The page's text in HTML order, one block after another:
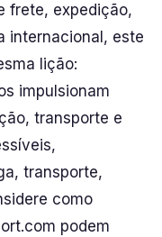
frete, expedição,
internacional, este
lição:
impulsionam
transporte e
transporte,
como
podem